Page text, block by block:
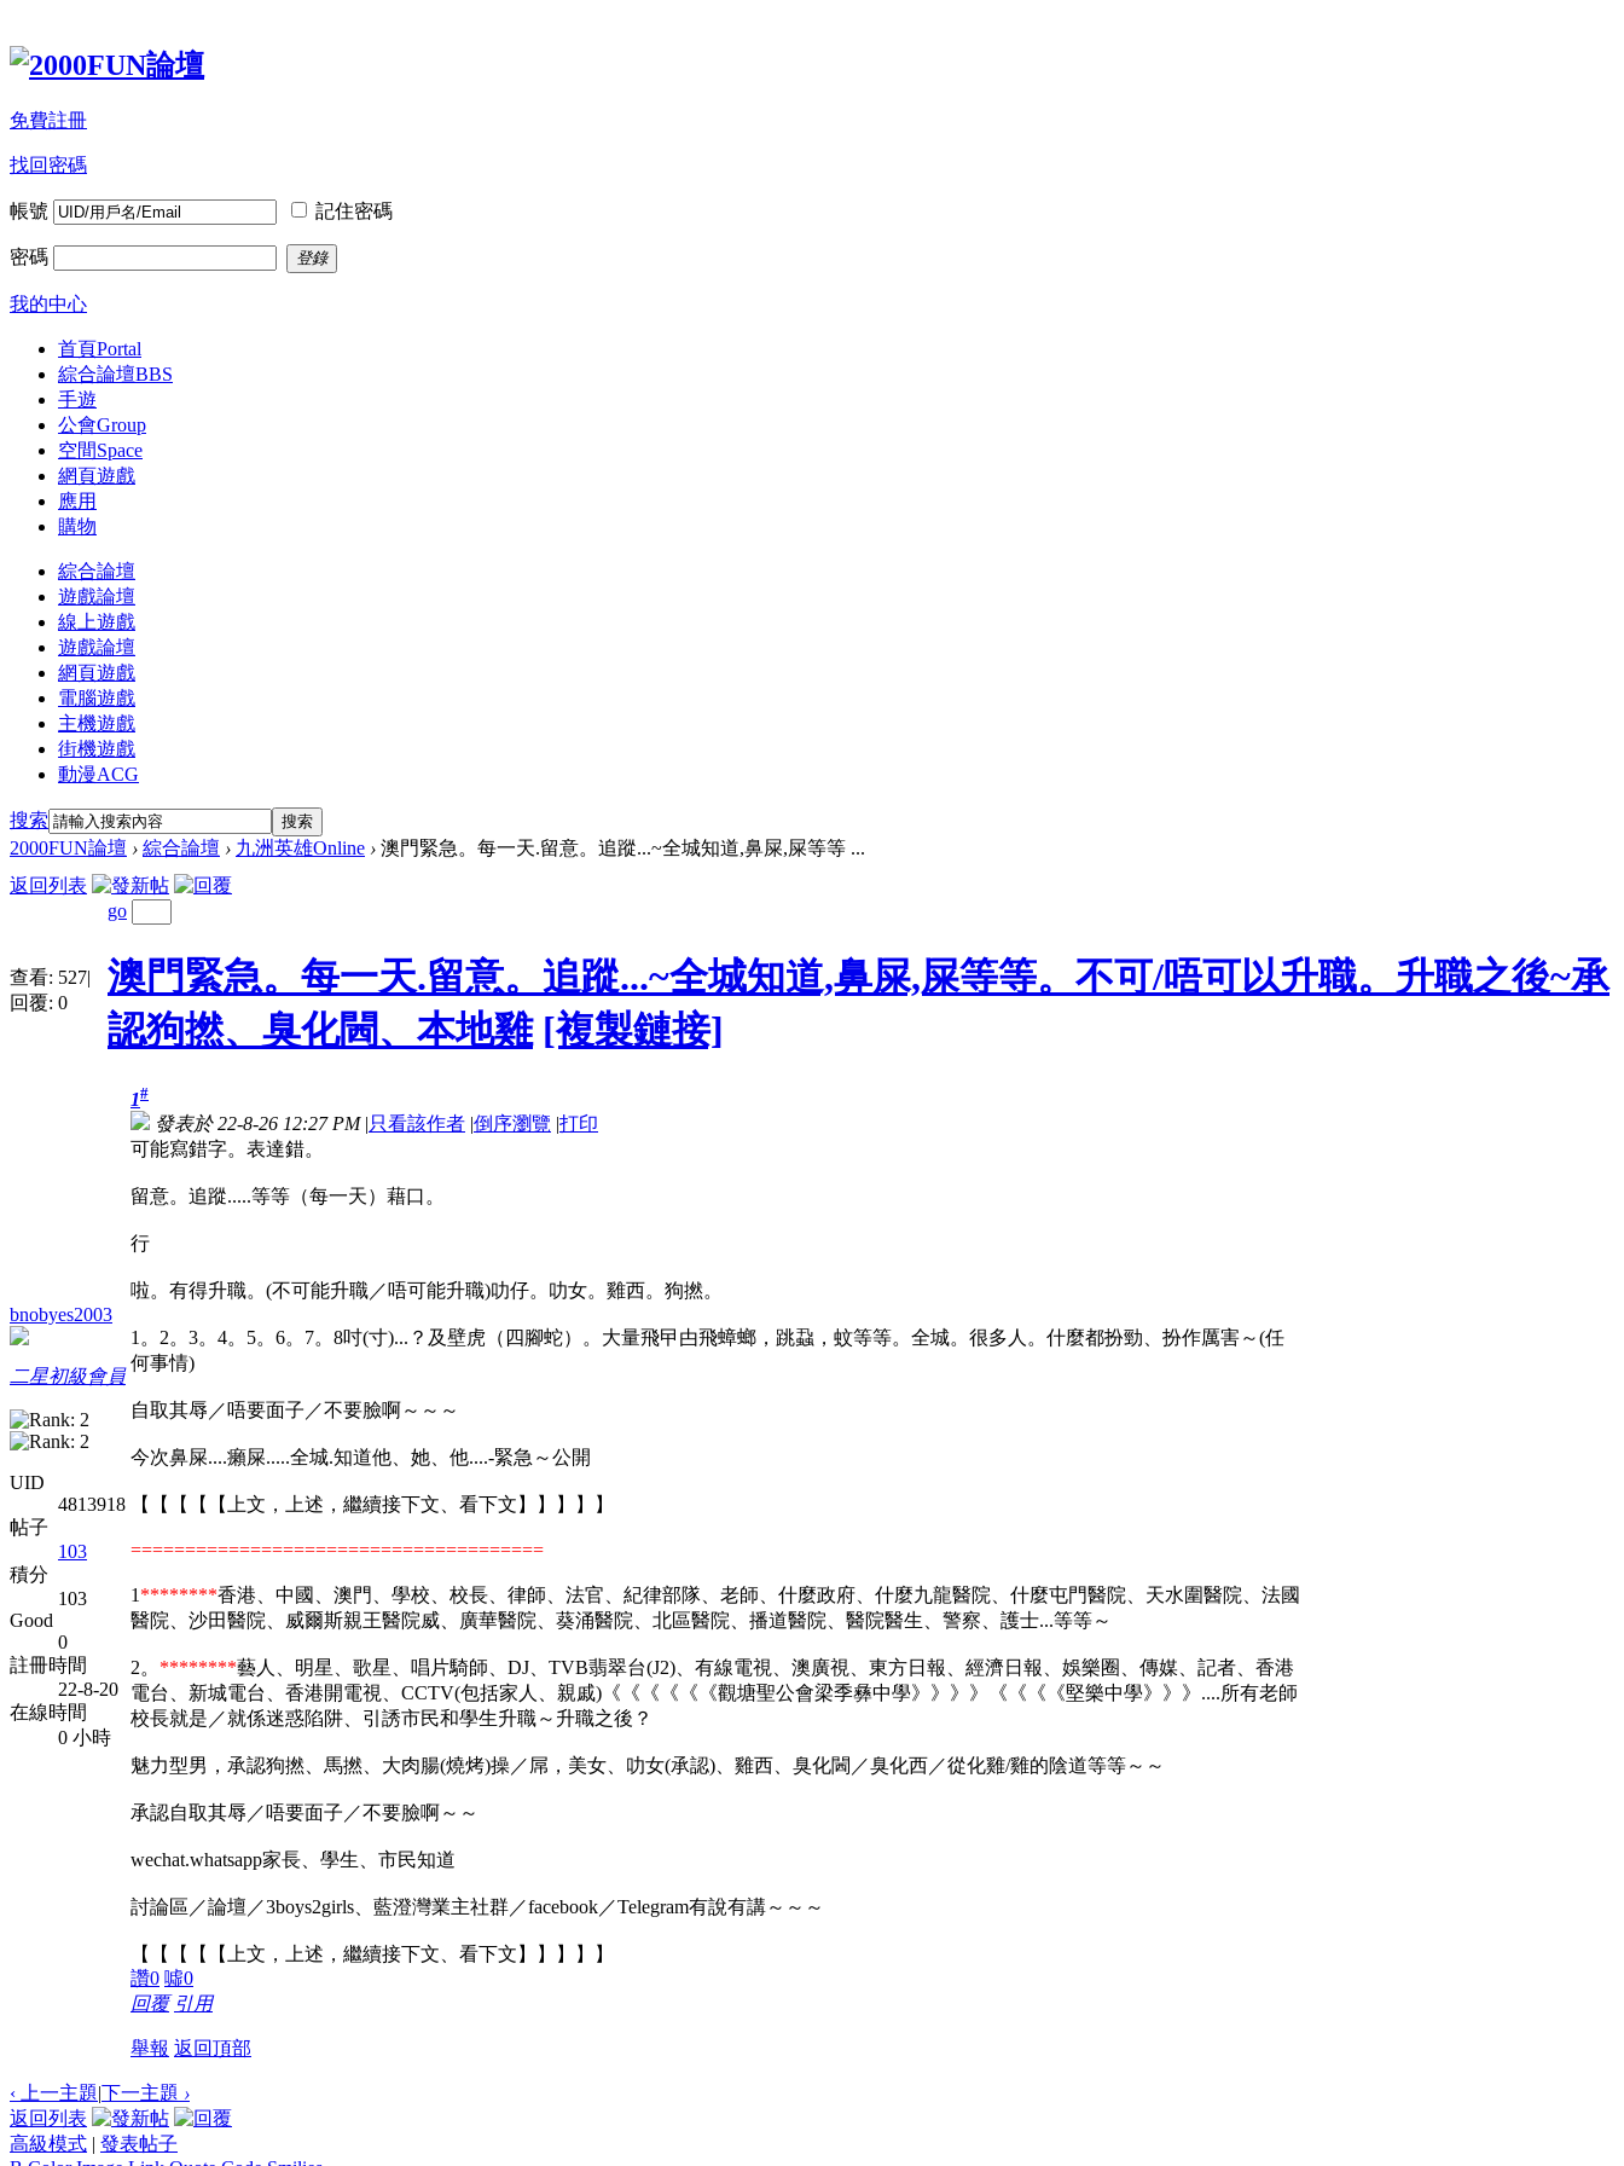
免費註冊
找回密碼
帳號 記住密碼
密碼 登錄
我的中心
首頁Portal
綜合論壇BBS
手遊
公會Group
空間Space
網頁遊戲
應用
購物
綜合論壇
遊戲論壇
線上遊戲
遊戲論壇
網頁遊戲
電腦遊戲
主機遊戲
街機遊戲
動漫ACG
搜索 搜索
2000FUN論壇 › 綜合論壇 › 九洲英雄Online › 澳門緊急。每一天.留意。追蹤...~全城知道,鼻屎,屎等等 ...
返回列表
查看: 527|
回覆: 0
go
澳門緊急。每一天.留意。追蹤...~全城知道,鼻屎,屎等等。不可/唔可以升職。升職之後~承
認狗撚、臭化閪、本地雞 [複製鏈接]
bnobyes2003
二星初級會員
UID
4813918
帖子
103
積分
103
Good
0
註冊時間
22-8-20
在線時間
0 小時
1#
發表於 22-8-26 12:27 PM |只看該作者 |倒序瀏覽 |打印
可能寫錯字。表達錯。
留意。追蹤.....等等（每一天）藉口。
行
啦。有得升職。(不可能升職／唔可能升職)叻仔。叻女。雞西。狗撚。
1。2。3。4。5。6。7。8吋(寸)...？及壁虎（四腳蛇）。大量飛曱甴飛蟑螂，跳蝨，蚊等等。全城。很多人。什麼都扮勁、扮作厲害～(任
何事情)
自取其辱／唔要面子／不要臉啊～～～
今次鼻屎....癩屎.....全城.知道他、她、他....-緊急～公開
【【【【【上文，上述，繼續接下文、看下文】】】】】
======================================
1 ********香港、中國、澳門、學校、校長、律師、法官、紀律部隊、老師、什麼政府、什麼九龍醫院、什麼屯門醫院、天水圍醫院、法國
醫院、沙田醫院、威爾斯親王醫院威、廣華醫院、葵涌醫院、北區醫院、播道醫院、醫院醫生、警察、護士...等等～
2。 ********藝人、明星、歌星、唱片騎師、DJ、TVB翡翠台(J2)、有線電視、澳廣視、東方日報、經濟日報、娛樂圈、傳媒、記者、香港
電台、新城電台、香港開電視、CCTV(包括家人、親戚)《《《《《《觀塘聖公會梁季彝中學》》》》《《《《堅樂中學》》》....所有老師
校長就是／就係迷惑陷阱、引誘市民和學生升職～升職之後？
魅力型男，承認狗撚、馬撚、大肉腸(燒烤)操／屌，美女、叻女(承認)、雞西、臭化閪／臭化西／從化雞/雞的陰道等等～～
承認自取其辱／唔要面子／不要臉啊～～
wechat.whatsapp家長、學生、市民知道
討論區／論壇／3boys2girls、藍澄灣業主社群／facebook／Telegram有說有講～～～
【【【【【上文，上述，繼續接下文、看下文】】】】】
讚0 噓0
回覆 引用
舉報 返回頂部
‹ 上一主題|下一主題 ›
返回列表
高級模式 | 發表帖子